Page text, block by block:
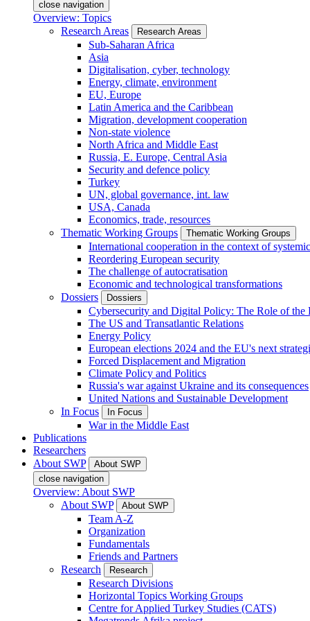
close navigation
Overview: Topics
Research Areas
Research Areas
Sub-Saharan Africa
Asia
Digitalisation, cyber, technology
Energy, climate, environment
EU, Europe
Latin America and the Caribbean
Migration, development cooperation
Non-state violence
North Africa and Middle East
Russia, E. Europe, Central Asia
Security and defence policy
Turkey
UN, global governance, int. law
USA, Canada
Economics, trade, resources
Thematic Working Groups
Thematic Working Groups
International cooperation in the context of
Reordering European security
The challenge of autocratisation
Economic and technological transformations
Dossiers
Dossiers
Cybersecurity and Digital Policy: The Role of
The US and Transatlantic Relations
Energy Policy
European elections 2024 and the EU's next
Forced Displacement and Migration
Climate Policy and Politics
Russia's war against Ukraine and its consequences
United Nations and Sustainable Development
In Focus
In Focus
War in the Middle East
Publications
Researchers
About SWP
About SWP
close navigation
Overview: About SWP
About SWP
About SWP
Team A-Z
Organization
Fundamentals
Friends and Partners
Research
Research
Research Divisions
Horizontal Topics Working Groups
Centre for Applied Turkey Studies (CATS)